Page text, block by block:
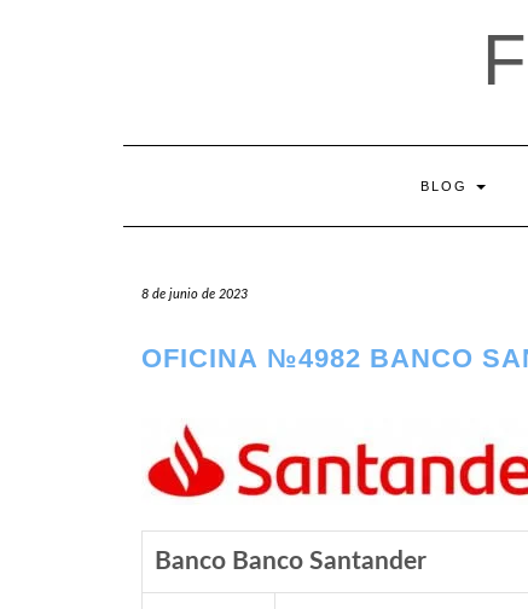
BLOG
8 de junio de 2023
OFICINA №4982 BANCO
Banco Banco Santander